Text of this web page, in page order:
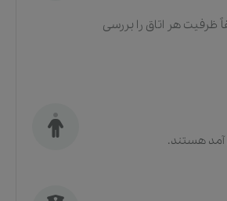
ظرفیت هر اتاق را بررسی
هستند.